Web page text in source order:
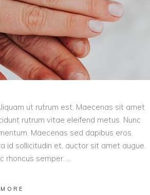
ut rutrum est. Maecenas sit amet
rutrum vitae eleifend metus. Nunc
Maecenas sed dapibus eros.
id sollicitudin et, auctor sit amet augue.
rhoncus semper.